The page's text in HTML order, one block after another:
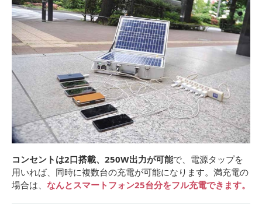
コンセントは2口搭載、250W出力が可能で、電源タップを
用いれば、同時に複数台の充電が可能になります。満充電の
場合は、 なんとスマートフォン25台分をフル充電できます。